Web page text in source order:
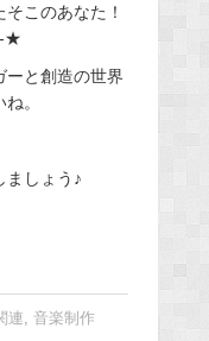
このあなた！
★
ーと創造の世界
。
ましょう♪
連 音楽制作